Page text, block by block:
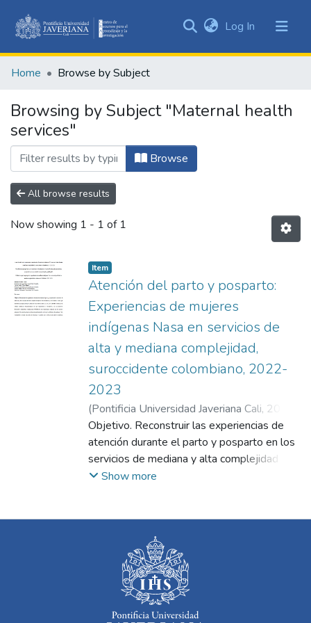
&
All of DSpace
Log In (current)
Home Browse by Subject
Browsing by Subject "Maternal health
services"
Browse
All browse results
Now showing 1 - 1 of 1
Item
Atención del parto y posparto:
Experiencias de mujeres
indígenas Nasa en servicios de
alta y mediana complejidad,
suroccidente colombiano, 2022-
2023
(Pontificia Universidad Javeriana Cali, 2024
Medina Cortés, Tatiana;Ulcue Ramos,
Carlos Andrés;Herrán Arias, Sandra Liliana
Objetivo. Reconstruir las experiencias de
atención durante el parto y posparto en los
servicios de mediana y alta complejidad de
las mujeres indígenas Nasa del municipio de
cualitativo fenomenológico de tipo
exploratorio y descriptivo, con un muestreo
descriptivo, homogéneo e intencional.
Resultados. Las experiencias narradas por
las mujeres indígenas Nasa en relación con
Show more